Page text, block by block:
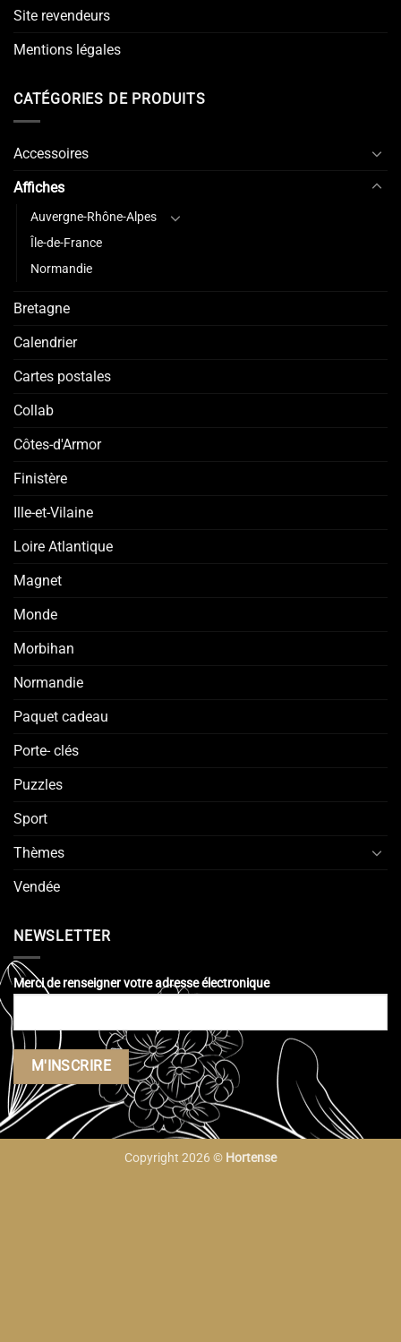
Site revendeurs
Mentions légales
CATÉGORIES DE PRODUITS
Accessoires
Affiches
Auvergne-Rhône-Alpes
Île-de-France
Normandie
Bretagne
Calendrier
Cartes postales
Collab
Côtes-d'Armor
Finistère
Ille-et-Vilaine
Loire Atlantique
Magnet
Monde
Morbihan
Normandie
Paquet cadeau
Porte- clés
Puzzles
Sport
Thèmes
Vendée
NEWSLETTER
Merci de renseigner votre adresse électronique
Copyright 2026 © Hortense